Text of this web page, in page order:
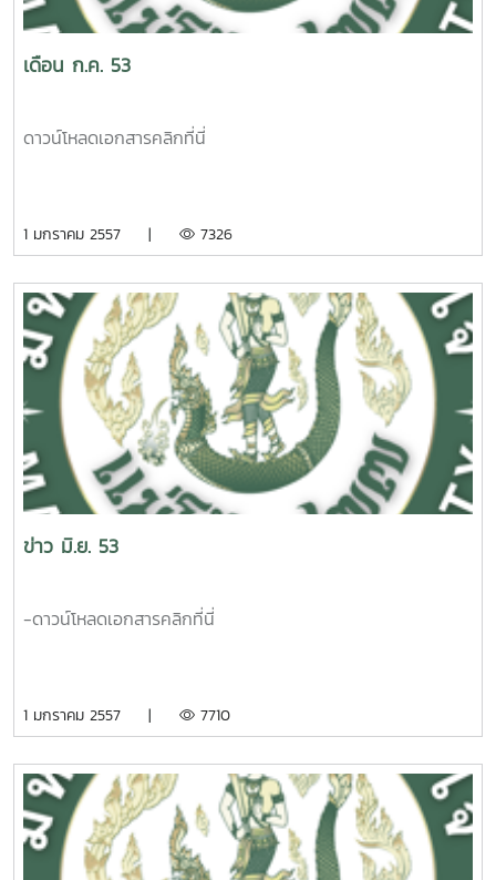
เดือน ก.ค. 53
ดาวน์โหลดเอกสารคลิกที่นี่
1 มกราคม 2557 | 7326
ข่าว มิ.ย. 53
-ดาวน์โหลดเอกสารคลิกที่นี่
1 มกราคม 2557 | 7710